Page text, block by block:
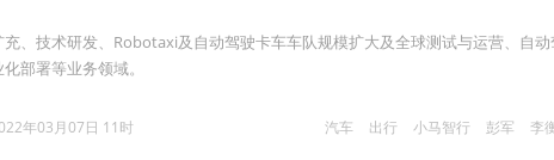
、技术研发、Robotaxi及自动驾驶卡车车队规模扩大及全球测试与运营、自动
部署等业务领域。
汽车 出行 小马智行 彭军 李
年03月07日 11时